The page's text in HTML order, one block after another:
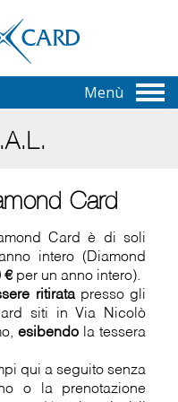
Menù
Card
Card è di soli
intero (Diamond
€per un anno intero).
ritiratapresso gli
siti in Via Nicolò
esibendola tessera
qui a seguito senza
o la prenotazione